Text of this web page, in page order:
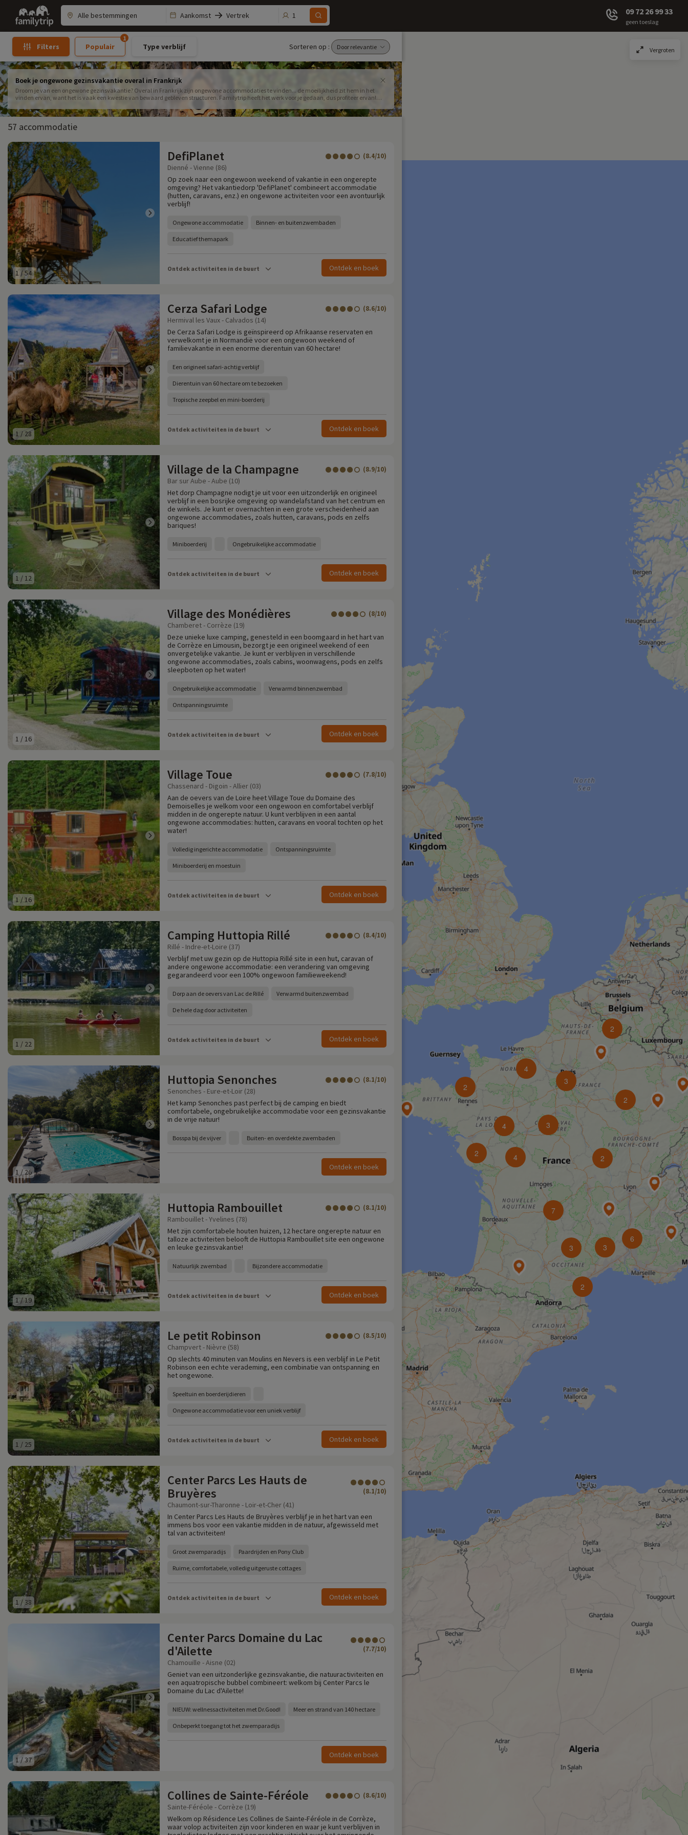
Family
trip
Aankomst Vertrek 1 09 72 26 99 33
geen toeslag
Filters Populair
1
Type verblijf Sorteren op :
Boek je ongewone gezinsvakantie overal in Frankrijk
Droom je van een ongewone gezinsvakantie? Overal in Frankrijk zijn ongewone accommodaties te vinden... de moeilijkheid zit hem in het
vinden ervan, want het is vaak een kwestie van bewaard gebleven structuren. Familytrip heeft het werk voor je gedaan, dus profiteer ervan!
hebben voor een ongewone gezinsvakantie!
57 accommodatie
1 /54
DefiPlanet (8.4/10)
Dienné - Vienne (86)
Op zoek naar een ongewoon weekend of vakantie in een ongerepte
omgeving? Het vakantiedorp 'DefiPlanet' combineert accommodatie
(hutten, caravans, enz.) en ongewone activiteiten voor een avontuurlijk
verblijf!
Ongewone accommodatie Binnen- en buitenzwembaden
Educatief themapark
Ontdek activiteiten in de buurt Ontdek en boek
1 / 28
Cerza Safari Lodge (8.6/10)
Hermival les Vaux - Calvados (14)
De Cerza Safari Lodge is geïnspireerd op Afrikaanse reservaten en
verwelkomt je in Normandië voor een ongewoon weekend of
familievakantie in een enorme dierentuin van 60 hectare!
Een origineel safari-achtig verblijf
Dierentuin van 60 hectare om te bezoeken
Tropische zeepbel en mini-boerderij
Ontdek activiteiten in de buurt Ontdek en boek
1 / 12
Village de la Champagne (8.9/10)
Bar sur Aube - Aube (10)
Het dorp Champagne nodigt je uit voor een uitzonderlijk en origineel
verblijf in een bosrijke omgeving op wandelafstand van het centrum en
de winkels. Je kunt er overnachten in een grote verscheidenheid aan
ongewone accommodaties, zoals hutten, caravans, pods en zelfs
bariques!
Miniboerderij Ongebruikelijke accommodatie
Ontdek activiteiten in de buurt Ontdek en boek
1 /16
Village des Monédières (8/10)
Chamberet - Corrèze (19)
Deze unieke luxe camping, genesteld in een boomgaard in het hart van
de Corrèze en Limousin, bezorgt je een origineel weekend of een
onvergetelijke vakantie. Je kunt er verblijven in verschillende
ongewone accommodaties, zoals cabins, woonwagens, pods en zelfs
sleepboten op het water!
Ongebruikelijke accommodatie Verwarmd binnenzwembad
Ontspanningsruimte
Ontdek activiteiten in de buurt Ontdek en boek
1 / 16
Village Toue (7.8/10)
Chassenard - Digoin - Allier (03)
Aan de oevers van de Loire heet Village Toue du Domaine des
Demoiselles je welkom voor een ongewoon en comfortabel verblijf
midden in de ongerepte natuur. U kunt verblijven in een aantal
ongewone accommodaties: hutten, caravans en vooral tochten op het
water!
Volledig ingerichte accommodatie Ontspanningsruimte
Miniboerderij en moestuin
Ontdek activiteiten in de buurt Ontdek en boek
1 / 22
Camping Huttopia Rillé (8.4/10)
Rillé - Indre-et-Loire (37)
Verblijf met uw gezin op de Huttopia Rillé site in een hut, caravan of
andere ongewone accommodatie: een verandering van omgeving
gegarandeerd voor een 100% ongewoon familieweekend!
Dorp aan de oevers van Lac de Rillé Verwarmd buitenzwembad
De hele dag door activiteiten
Ontdek activiteiten in de buurt Ontdek en boek
1 /26
Huttopia Senonches (8.1/10)
Senonches - Eure-et-Loir (28)
Het kamp Senonches past perfect bij de camping en biedt
comfortabele, ongebruikelijke accommodatie voor een gezinsvakantie
in de vrije natuur!
Bosspa bij de vijver Buiten- en overdekte zwembaden
Ontdek en boek
1 /19
Huttopia Rambouillet (8.1/10)
Rambouillet - Yvelines (78)
Met zijn comfortabele houten huizen, 12 hectare ongerepte natuur en
talloze activiteiten belooft de Huttopia Rambouillet site een ongewone
en leuke gezinsvakantie!
Natuurlijk zwembad Bijzondere accommodatie
Ontdek activiteiten in de buurt Ontdek en boek
1 / 25
Le petit Robinson (8.5/10)
Champvert - Nièvre (58)
Op slechts 40 minuten van Moulins en Nevers is een verblijf in Le Petit
Robinson een echte verademing, een combinatie van ontspanning en
het ongewone.
Speeltuin en boerderijdieren
Ongewone accommodatie voor een uniek verblijf
Ontdek activiteiten in de buurt Ontdek en boek
1 /38
Center Parcs Les Hauts de
Bruyères
(8.1/10)
Chaumont-sur-Tharonne - Loir-et-Cher (41)
In Center Parcs Les Hauts de Bruyères verblijf je in het hart van een
immens bos voor een vakantie midden in de natuur, afgewisseld met
tal van activiteiten!
Groot zwemparadijs Paardrijden en Pony Club
Ruime, comfortabele, volledig uitgeruste cottages
Ontdek activiteiten in de buurt Ontdek en boek
1 /37
Center Parcs Domaine du Lac
d'Ailette
(7.7/10)
Chamouille - Aisne (02)
Geniet van een uitzonderlijke gezinsvakantie, die natuuractiviteiten en
een aquatropische bubbel combineert: welkom bij Center Parcs le
Domaine du Lac d'Ailette!
NIEUW: wellnessactiviteiten met Dr.Good! Meer en strand van 140 hectare
Onbeperkt toegang tot het zwemparadijs
Ontdek en boek
Collines de Sainte-Féréole (8.6/10)
Sainte-Féréole - Corrèze (19)
Welkom op Résidence Les Collines de Sainte-Féréole in de Corrèze,
waar volop activiteiten zijn voor kinderen en waar je kunt verblijven in
Vergroten
4
4
2
7
2
4
3
3
2
6
3
3
2
2
2